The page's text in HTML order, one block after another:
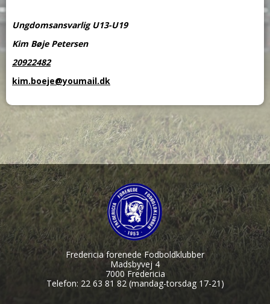
Ungdomsansvarlig U13-U19
Kim Bøje Petersen
20922482
kim.boeje@youmail.dk
Fredericia forenede Fodboldklubber
Madsbyvej 4
7000 Fredericia
Telefon: 22 63 81 82 (mandag-torsdag 17-21)